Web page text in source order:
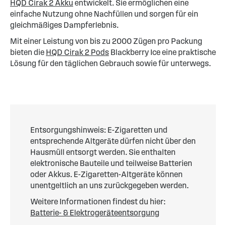
HQD Cirak 2 Akku entwickelt. Sie ermöglichen eine
einfache Nutzung ohne Nachfüllen und sorgen für ein
gleichmäßiges Dampferlebnis.
Mit einer Leistung von bis zu 2000 Zügen pro Packung
bieten die HQD Cirak 2 Pods Blackberry Ice eine praktische
Lösung für den täglichen Gebrauch sowie für unterwegs.
Entsorgungshinweis: E-Zigaretten und
entsprechende Altgeräte dürfen nicht über den
Hausmüll entsorgt werden. Sie enthalten
elektronische Bauteile und teilweise Batterien
oder Akkus. E-Zigaretten-Altgeräte können
unentgeltlich an uns zurückgegeben werden.
Weitere Informationen findest du hier:
Batterie- & Elektrogeräteentsorgung